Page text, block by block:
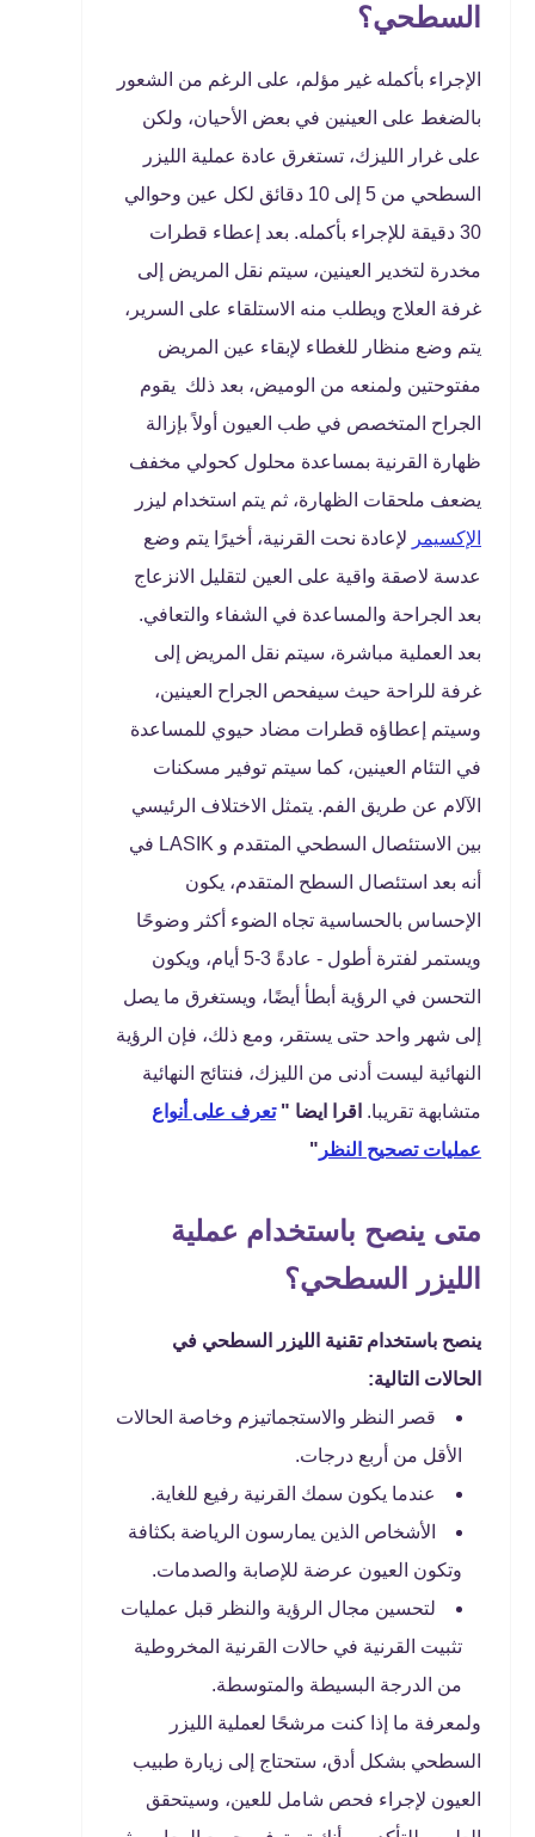
السطحي؟
الإجراء بأكمله غير مؤلم، على الرغم من الشعور
بالضغط على العينين في بعض الأحيان، ولكن
على غرار الليزك، تستغرق عادة عملية الليزر
السطحي من 5 إلى 10 دقائق لكل عين وحوالي
30 دقيقة للإجراء بأكمله. بعد إعطاء قطرات
مخدرة لتخدير العينين، سيتم نقل المريض إلى
غرفة العلاج ويطلب منه الاستلقاء على السرير،
يتم وضع منظار للغطاء لإبقاء عين المريض
مفتوحتين ولمنعه من الوميض، بعد ذلك يقوم
الجراح المتخصص في طب العيون أولاً بإزالة
ظهارة القرنية بمساعدة محلول كحولي مخفف
يضعف ملحقات الظهارة، ثم يتم استخدام ليزر
الإكسيمر لإعادة نحت القرنية، أخيرًا يتم وضع
عدسة لاصقة واقية على العين لتقليل الانزعاج
بعد الجراحة والمساعدة في الشفاء والتعافي.
بعد العملية مباشرة، سيتم نقل المريض إلى
غرفة للراحة حيث سيفحص الجراح العينين،
وسيتم إعطاؤه قطرات مضاد حيوي للمساعدة
في التئام العينين، كما سيتم توفير مسكنات
الآلام عن طريق الفم. يتمثل الاختلاف الرئيسي
بين الاستئصال السطحي المتقدم و LASIK في
أنه بعد استئصال السطح المتقدم، يكون
الإحساس بالحساسية تجاه الضوء أكثر وضوحًا
ويستمر لفترة أطول - عادةً 3-5 أيام، ويكون
التحسن في الرؤية أبطأ أيضًا، ويستغرق ما يصل
إلى شهر واحد حتى يستقر، ومع ذلك، فإن الرؤية
النهائية ليست أدنى من الليزك، فنتائج النهائية
متشابهة تقريبا. اقرا ايضا "تعرف على أنواع
عمليات تصحيح النظر "
متى ينصح باستخدام عملية
الليزر السطحي؟
ينصح باستخدام تقنية الليزر السطحي في
الحالات التالية:
قصر النظر والاستجماتيزم وخاصة الحالات
الأقل من أربع درجات.
عندما يكون سمك القرنية رفيع للغاية.
الأشخاص الذين يمارسون الرياضة بكثافة
وتكون العيون عرضة للإصابة والصدمات.
لتحسين مجال الرؤية والنظر قبل عمليات
تثبيت القرنية في حالات القرنية المخروطية
من الدرجة البسيطة والمتوسطة.
ولمعرفة ما إذا كنت مرشحًا لعملية الليزر
السطحي بشكل أدق، ستحتاج إلى زيارة طبيب
العيون لإجراء فحص شامل للعين، وسيتحقق